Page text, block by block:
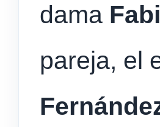
dama
pareja, el